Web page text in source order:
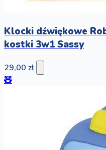
Klocki dźwiękowe
kostki 3w1 Sassy
29,00 zł
🧸